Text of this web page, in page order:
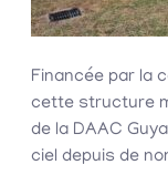
Financée par la
cette structure
de la DAAC
ciel depuis de